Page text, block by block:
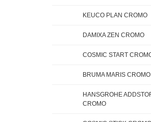
KEUCO PLAN CROMO
DAMIXA ZEN CROMO
COSMIC START
BRUMA MARIS CROMO
HANSGROHE
CROMO